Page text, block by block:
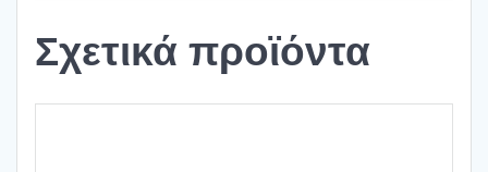
Σχετικά προϊόντα